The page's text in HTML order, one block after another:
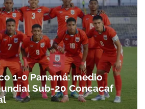
a nuestro boletín.
1-0 Panamá: medio
Sub-20 Concacaf